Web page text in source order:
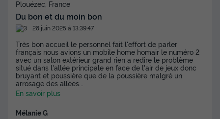
Plouézec, France
Du bon et du moin bon
28 juin 2025 à 13:39:47
Très bon accueil le personnel fait l'effort de parler
français nous avions un mobile home homair le numéro 2
avec un salon extérieur grand rien a redire le problème
situé dans l'allée principale en face de l'air de jeux donc
bruyant et poussière que de la poussière malgré un
arrosage des allées
En savoir plus
Mélanie G